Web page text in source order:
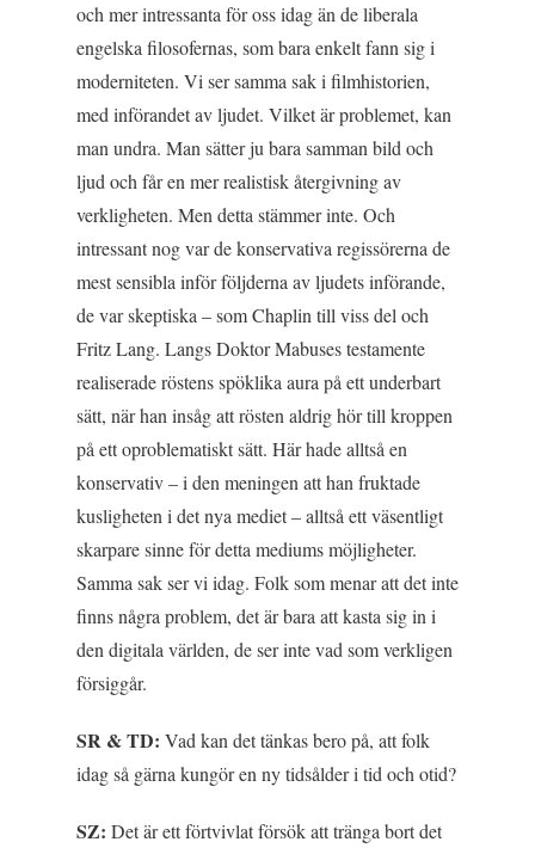
och mer intressanta för oss idag än de liberala
engelska filosofernas, som bara enkelt fann sig i
moderniteten. Vi ser samma sak i filmhistorien,
med införandet av ljudet. Vilket är problemet, kan
man undra. Man sätter ju bara samman bild och
ljud och får en mer realistisk återgivning av
verkligheten. Men detta stämmer inte. Och
intressant nog var de konservativa regissörerna de
mest sensibla inför följderna av ljudets införande,
de var skeptiska – som Chaplin till viss del och
Fritz Lang. LangsDoktor Mabuses testamente
realiserade röstens spöklika aura på ett underbart
sätt, när han insåg att rösten aldrig hör till kroppen
på ett oproblematiskt sätt. Här hade alltså en
konservativ – i den meningen att han fruktade
kusligheten i det nya mediet – alltså ett väsentligt
skarpare sinne för detta mediums möjligheter.
Samma sak ser vi idag. Folk som menar att det inte
finns några problem, det är bara att kasta sig in i
den digitala världen, de ser inte vad som verkligen
försiggår.
SR & TD: Vad kan det tänkas bero på, att folk
idag så gärna kungör en ny tidsålder i tid och otid?
SZ: Det är ett förtvivlat försök att tränga bort det